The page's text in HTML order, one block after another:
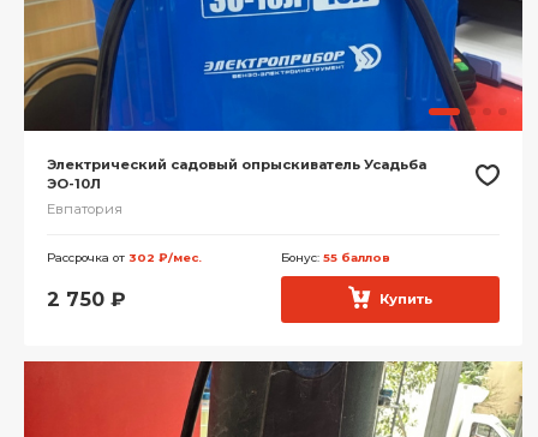
Электрический садовый опрыскиватель Усадьба
ЭО-10Л
Евпатория
Рассрочка от 302 ₽/мес. Бонус: 55 баллов
2 750 ₽ Купить